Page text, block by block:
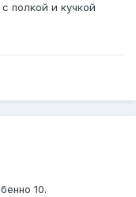
полкой и кучкой
10.